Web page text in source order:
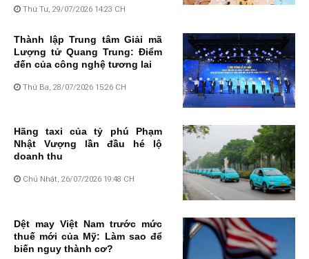
Thứ Tư, 29/07/2026 14:23 CH
Thành lập Trung tâm Giải mã
Lượng tử Quang Trung: Điểm
đến của công nghệ tương lai
Thứ Ba, 28/07/2026 15:26 CH
Hãng taxi của tỷ phú Phạm
Nhật Vượng lần đầu hé lộ
doanh thu
Chủ Nhật, 26/07/2026 19:48 CH
Dệt may Việt Nam trước mức
thuế mới của Mỹ: Làm sao để
biến nguy thành cơ?